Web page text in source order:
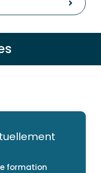
formation